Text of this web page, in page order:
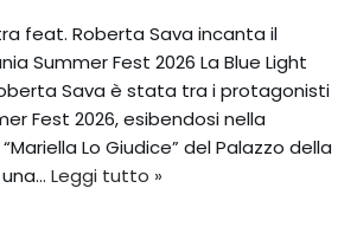
feat. Roberta Sava incanta il
Summer Fest 2026 La Blue Light
Sava è stata tra i protagonisti
Fest 2026, esibendosi nella
Lo Giudice” del Palazzo della
Leggi tutto »